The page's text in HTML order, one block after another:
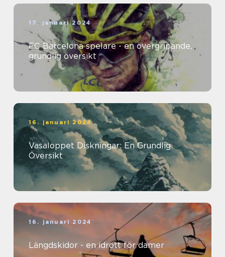
17. januari 2024
FC Barcelona spelare - en övergripande,
grundlig översikt
16. januari 2024
Vasaloppet Diskningar: En Grundlig
Översikt
16. januari 2024
Längdskidor - en idrott för damer